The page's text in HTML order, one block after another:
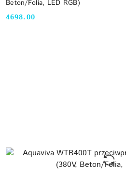
Beton/Folia, LED RGB)
Cena:
4698.00